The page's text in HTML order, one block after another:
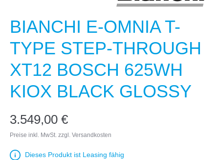
BIANCHI E-OMNIA T-
TYPE STEP-THROUGH
XT12 BOSCH 625WH
KIOX BLACK GLOSSY
3.549,00 €
Preise inkl. MwSt. zzgl. Versandkosten
Dieses Produkt ist Leasing fähig